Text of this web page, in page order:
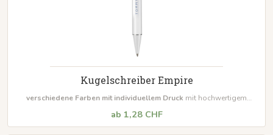
Kugelschreiber Empire
verschiedene Farben mit individuellem Druck mit hochwertigem
Mindestbestellmenge 500 Stück
ab 1,28 CHF